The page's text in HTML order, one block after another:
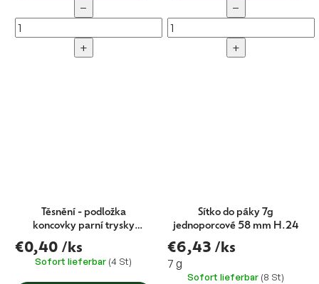
−
+
−
+
Těsnění - podložka
koncovky parní trysky
Astoria 1 ks
€0,40 /ks
Sofort lieferbar (4 St)
Sítko do páky 7g
jednoporcové 58 mm H.24
€6,43 /ks
7 g
Sofort lieferbar (8 St)